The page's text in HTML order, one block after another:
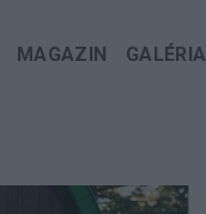
MAGAZIN GALÉRIA